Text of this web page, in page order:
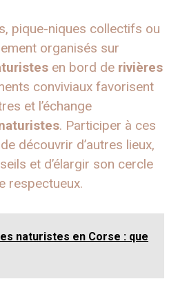
pique-niques collectifs ou
organisés sur
en bord de rivières
conviviaux favorisent
et l’échange
. Participer à ces
découvrir d’autres lieux,
et d’élargir son cercle
respectueux.
naturistes en Corse : que